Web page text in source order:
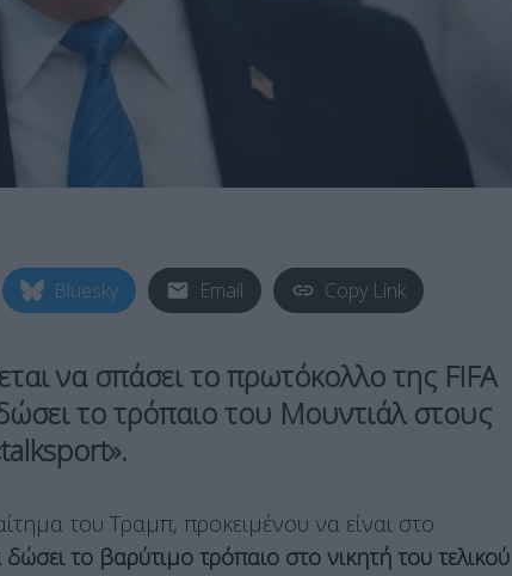
Bluesky Email Copy Link
να σπάσει το πρωτόκολλο της FIFA
το τρόπαιο του Μουντιάλ στους
του Τραμπ, προκειμένου να είναι στο
το βαρύτιμο τρόπαιο στο νικητή του τελικού